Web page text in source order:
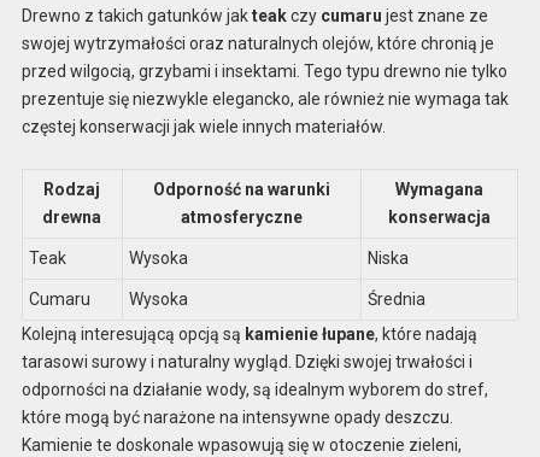
Drewno z takich gatunków jakteakczy cumaru jest znane ze
swojej wytrzymałości oraz naturalnych olejów, które chronią je
przed wilgocią, grzybami i insektami. Tego typu drewno nie tylko
prezentuje się niezwykle elegancko, ale również nie wymaga tak
częstej konserwacji jak wiele innych materiałów.
Rodzaj
drewna
Odporność na warunki
atmosferyczne
Wymagana
konserwacja
Teak Wysoka Niska
Cumaru Wysoka
Średnia
Kolejną interesującą opcją są kamienie łupane, które nadają
tarasowi surowy i naturalny wygląd. Dzięki swojej trwałości i
odporności na działanie wody, są idealnym wyborem do stref,
które mogą być narażone na intensywne opady deszczu.
Kamienie te doskonale wpasowują się w otoczenie zieleni,